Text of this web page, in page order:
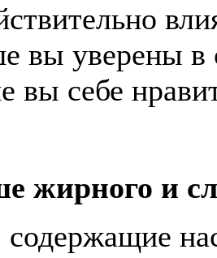
вы уверены в
вы себе
жирного и
содержащие